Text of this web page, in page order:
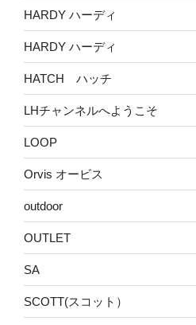
HARDY ハーディ
HARDY ハーディ
HATCH ハッチ
LHチャンネルへようこそ
LOOP
Orvis オービス
outdoor
OUTLET
SA
SCOTT(スコット）